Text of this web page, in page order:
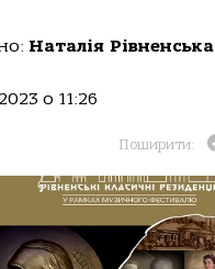
Наталія Рівненська
о 11:26
Поширити: